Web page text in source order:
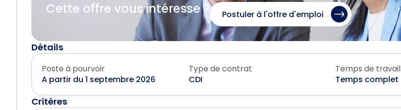
Cette offre vous intéresse ? Postuler à l'offre d'emploi
Détails
Poste à pourvoir
A partir du 1 septembre 2026
Type de contrat
CDI
Temps de travail
Temps complet
Critères